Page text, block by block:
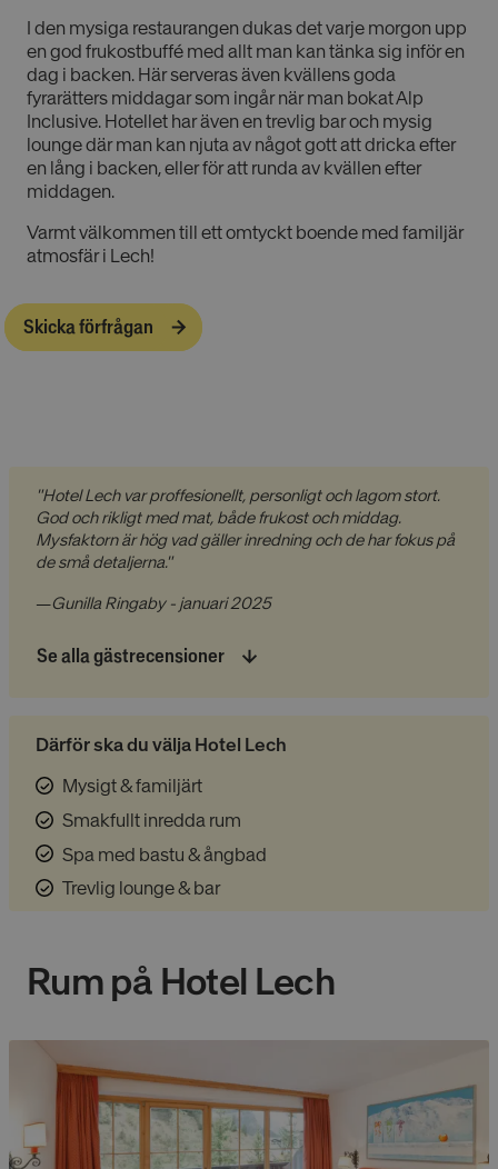
I den mysiga restaurangen dukas det varje morgon upp
en god frukostbuffé med allt man kan tänka sig inför en
dag i backen. Här serveras även kvällens goda
fyrarätters middagar som ingår när man bokat Alp
Inclusive. Hotellet har även en trevlig bar och mysig
lounge där man kan njuta av något gott att dricka efter
en lång i backen, eller för att runda av kvällen efter
middagen.
Varmt välkommen till ett omtyckt boende med familjär
atmosfär i Lech!
Skicka förfrågan
"Hotel Lech var proffesionellt, personligt och lagom stort.
God och rikligt med mat, både frukost och middag.
Mysfaktorn är hög vad gäller inredning och de har fokus på
de små detaljerna."
—Gunilla Ringaby - januari 2025
Se alla gästrecensioner
Därför ska du välja Hotel Lech
Mysigt & familjärt
Smakfullt inredda rum
Spa med bastu & ångbad
Trevlig lounge & bar
Rum på Hotel Lech